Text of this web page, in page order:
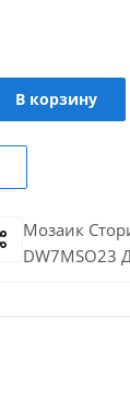
В корзину
Мозаик
DW7MSO23